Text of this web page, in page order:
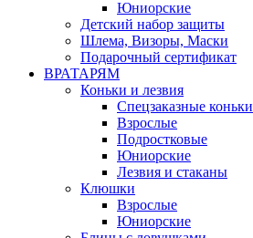
Юниорские
Детский набор защиты
Шлема, Визоры, Маски
Подарочный сертификат
ВРАТАРЯМ
Коньки и лезвия
Спецзаказные коньки
Взрослые
Подростковые
Юниорские
Лезвия и стаканы
Клюшки
Взрослые
Юниорские